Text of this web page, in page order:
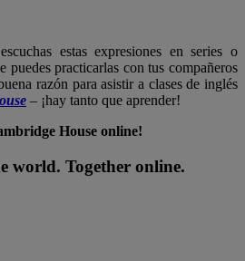
estas expresiones en series o
puedes practicarlas con tus compañeros
razón para asistir a clases de inglés
– ¡hay tanto que aprender!
House online!
world. Together online.